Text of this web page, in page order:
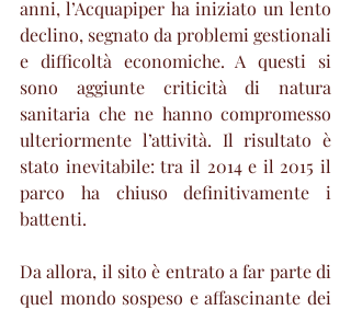
anni, l’Acquapiper ha iniziato un lento
declino, segnato da problemi gestionali
e difficoltà economiche. A questi si
sono aggiunte criticità di natura
sanitaria che ne hanno compromesso
ulteriormente l’attività. Il risultato è
stato inevitabile: tra il 2014 e il 2015 il
parco ha chiuso definitivamente i
battenti.
Da allora, il sito è entrato a far parte di
quel mondo sospeso e affascinante dei